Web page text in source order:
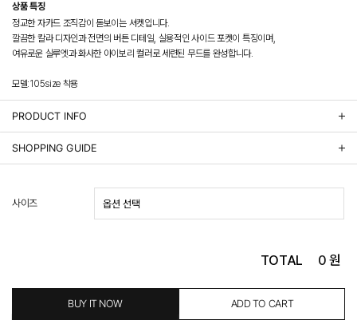
상품 특징
정교한 자카드 조직감이 돋보이는 셔켓입니다.
깔끔한 칼라 디자인과 전면의 버튼 디테일, 실용적인 사이드 포켓이 특징이며,
여유로운 실루엣과 화사한 아이보리 컬러로 세련된 무드를 완성합니다.
모델:105size 착용
PRODUCT INFO
SHOPPING GUIDE
- 주문 시 수취인 주소의 가까운 매장에서 발송 처리되므로, 상품별로 택배사, 출고지, 반품지가 상
이할 수 있습니다.
- 기본 배송비 3,000원이며, 5만원 이상 구매 시 무료배송해드립니다.
사이즈
TOTAL 0 원
BUY IT NOW ADD TO CART